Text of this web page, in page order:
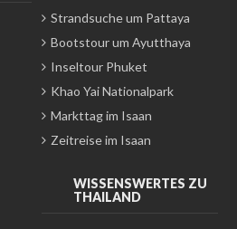
Strandsuche um Pattaya
Bootstour um Ayutthaya
Inseltour Phuket
Khao Yai Nationalpark
Markttag im Isaan
Zeitreise im Isaan
WISSENSWERTES ZU
THAILAND